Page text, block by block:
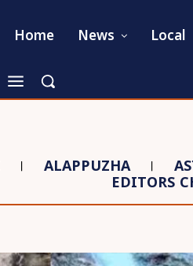
Home News Local
ALAPPUZHA
EDITORS